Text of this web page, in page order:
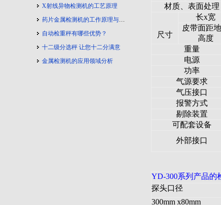
X射线异物检测机的工艺原理
药片金属检测机的工作原理与工艺流程
自动检重秤有哪些优势？
十二级分选秤 让您十二分满意
金属检测机的应用领域分析
材质、表面处理
尺寸
长x宽
皮带面距
高度
重量
电源
功率
气源要求
气压接口
报警方式
剔除装置
可配套设备
外部接口
YD-300系列产品的
探头口径
300mmx80mm